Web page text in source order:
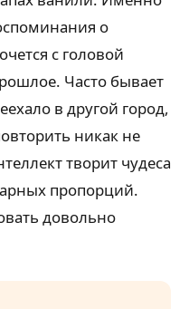
о
с головой
Часто бывает
в другой город,
никак не
творит чудеса
пропорций.
довольно